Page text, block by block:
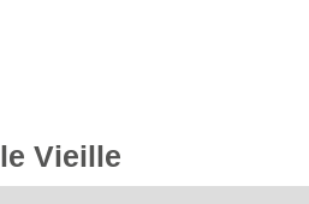
Vieille